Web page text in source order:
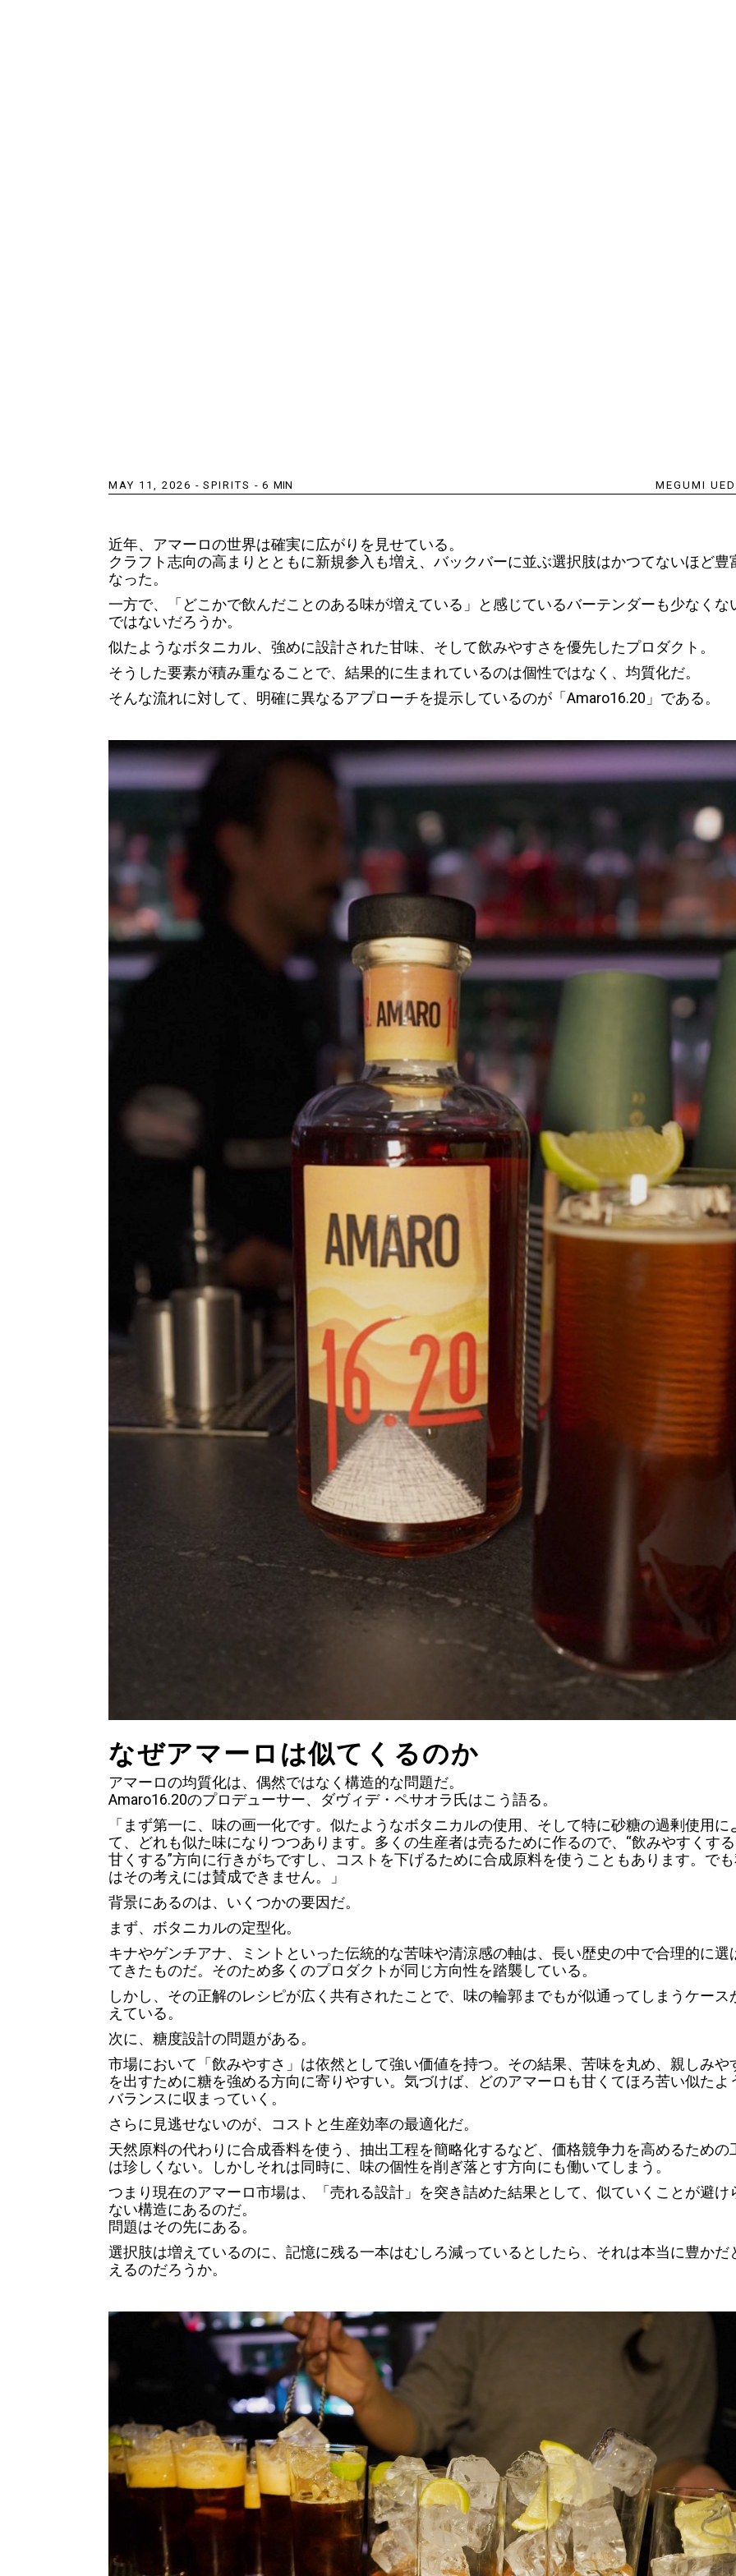
MAY 11, 2026 - SPIRITS - 6 MIN MEGUMI
近年、アマーロの世界は確実に広がりを見せている。
クラフト志向の高まりとともに新規参入も増え、バックバーに並ぶ選択肢はかつてないほど豊
なった。
一方で、「どこかで飲んだことのある味が増えている」と感じているバーテンダーも少なくな
ではないだろうか。
似たようなボタニカル、強めに設計された甘味、そして飲みやすさを優先したプロダクト。
そうした要素が積み重なることで、結果的に生まれているのは個性ではなく、均質化だ。
そんな流れに対して、明確に異なるアプローチを提示しているのが「Amaro16.20」である。
なぜアマーロは似てくるのか
アマーロの均質化は、偶然ではなく構造的な問題だ。
Amaro16.20のプロデューサー、ダヴィデ・ペサオラ氏はこう語る。
「まず第一に、味の画一化です。似たようなボタニカルの使用、そして特に砂糖の過剰使用に
て、どれも似た味になりつつあります。多くの生産者は売るために作るので、“飲みやすくす
甘くする”方向に行きがちですし、コストを下げるために合成原料を使うこともあります。で
はその考えには賛成できません。」
背景にあるのは、いくつかの要因だ。
まず、ボタニカルの定型化。
キナやゲンチアナ、ミントといった伝統的な苦味や清涼感の軸は、長い歴史の中で合理的に選
てきたものだ。そのため多くのプロダクトが同じ方向性を踏襲している。
しかし、その正解のレシピが広く共有されたことで、味の輪郭までもが似通ってしまうケース
えている。
次に、糖度設計の問題がある。
市場において「飲みやすさ」は依然として強い価値を持つ。その結果、苦味を丸め、親しみや
を出すために糖を強める方向に寄りやすい。気づけば、どのアマーロも甘くてほろ苦い似たよ
バランスに収まっていく。
さらに見逃せないのが、コストと生産効率の最適化だ。
天然原料の代わりに合成香料を使う、抽出工程を簡略化するなど、価格競争力を高めるための
は珍しくない。しかしそれは同時に、味の個性を削ぎ落とす方向にも働いてしまう。
つまり現在のアマーロ市場は、「売れる設計」を突き詰めた結果として、似ていくことが避け
ない構造にあるのだ。
問題はその先にある。
選択肢は増えているのに、記憶に残る一本はむしろ減っているとしたら、それは本当に豊かだ
えるのだろうか。